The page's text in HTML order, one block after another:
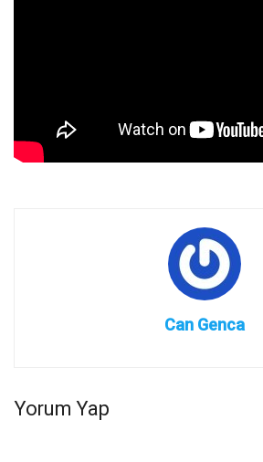
Can Genca
Yorum Yap